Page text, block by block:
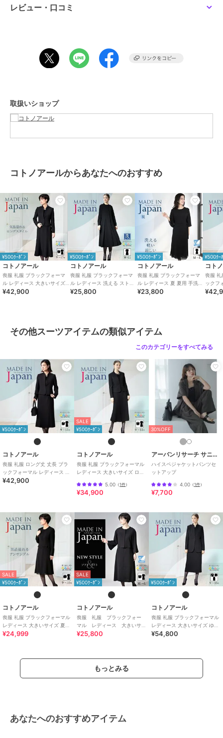
商品カテゴリ スーツ・セットアップ
スーツアイテム
素材
表地：ポリエステル100％
商品のお取り扱い方法
特徴
スーツ・セットアップ
ポリエステル素材
無地/セレ
モニー・入学式・卒業式
クフォーマル（礼装・喪服）
その他スーツアイテム
ポリエステル素材
無地 /
セレ
モニー・入学式・卒業式/ ブラッ
クフォーマル（礼装・喪服）
レビュー・口コミ
取扱いショップ
コトノアールからあなたへのおすすめ
¥500ｸｰﾎﾟﾝ
コトノアール
喪服 礼服 ブラックフォーマ
ル レディース 大きいサイズ
ロング丈 丈長 夏物 夏用 洗え
¥42,900
¥500ｸｰﾎﾟﾝ
コトノアール
喪服 礼服 ブラックフォーマ
ル レディース 洗える ストレ
ッチ 前あき ロング ゆったり
¥25,800
¥500ｸｰﾎﾟﾝ
コトノアール
喪服 礼服 ブラックフォーマ
ル レディース 夏 夏用 手洗い
涼しい ゆったり 日本製
¥23,800
¥500ｸｰ
コト
喪服 礼
ックフ
大きい
その他スーツアイテムの類似アイテム
このカテゴリーをすべてみる
¥500ｸｰﾎﾟﾝ
コトノアール
喪服 礼服 ロング丈 丈長 ブラ
ックフォーマル レディース 大
きいサイズ 夏物 夏用 日本製
¥42,900
SALE
¥500ｸｰﾎﾟﾝ
コトノアール
喪服 礼服 ブラックフォーマル
レディース 大きいサイズ ロン
5.00 （1件）
¥34,900
30%OFF
アーバンリサーチ サニーレーベル
ハイスペジャケットパンツセ
ットアップ
4.00（1件）
¥7,700
SALE
¥500ｸｰﾎﾟﾝ
コトノアール
喪服 礼服 ブラックフォーマル
レディース 大きいサイズ 夏物
夏用 日本製
¥24,999
SALE
¥500ｸｰﾎﾟﾝ
コトノアール
喪服 礼服 ブラックフォー
マル レディース 大きいサ
イズ 夏 夏用 日本製
¥25,800
¥500ｸｰﾎﾟﾝ
コトノアール
喪服 礼服 ブラックフォーマル
レディース 大きいサイズ ゆっ
たり ロング 日本製 (61003)
¥54,800
もっとみる
あなたへのおすすめアイテム